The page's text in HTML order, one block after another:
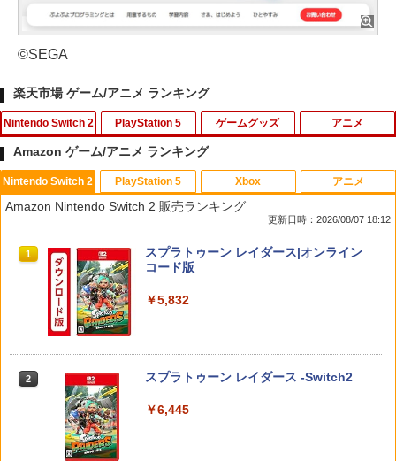
©SEGA
楽天市場 ゲーム/アニメ ランキング
Nintendo Switch 2
1
【楽天ブックス限定特典+特典】METAL
GEAR SOLID : MASTER COLLECTION
Vol.2 Switch2版(2連アクリルキーホル
￥6,600
約品]
￥6,810
PlayStation 5
1
【複数購入で★最大約58％OFF】 ＼レ
ビュー特典付／PS5 コントローラー ステ
ィック キャップ カバー アナログスティ
セット 交換用 PS4 DualSense Edge ジ
ョイスティックキャップ グリップ 滑り
2
【中古】Marvel’s Spider−Man： Miles
ト:プレイステーション5ソフト／TV/映
ゲームグッズ
1
GBC用 レトロコレクションケース 5枚
ゲームボーイ ソフト ケース ゲーム 収納
ケース 高透明 簡単組立 PP素材 日本製 3
ル便送料無料】
2
￥1,200
アニメ
1
映画『THE FIRST SLAM DUNK』 STAN
DARD EDITION【Blu-ray】（早期予約
特典なし） [ 井上雄彦 ]
￥3,850
￥4,118
Amazon ゲーム/アニメ ランキング
Nintendo Switch 2
Amazon Nintendo Switch 2 販売ランキング
更新日時：2026/08/07 18:12
1
スプラトゥーン レイダース|オンライン
コード版
￥5,832
2 スプラトゥーン レイダース -Switch2
￥6,445
PlayStation 5 Xbox アニメ